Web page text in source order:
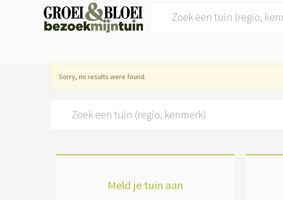
Sorry, no results were found.
Meld je tuin aan